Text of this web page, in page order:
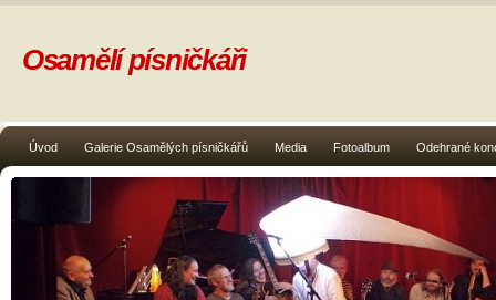
Úvod Galerie Osamělých písničkářů Media Fotoalbum Odehrané
Osamělí písničkáři